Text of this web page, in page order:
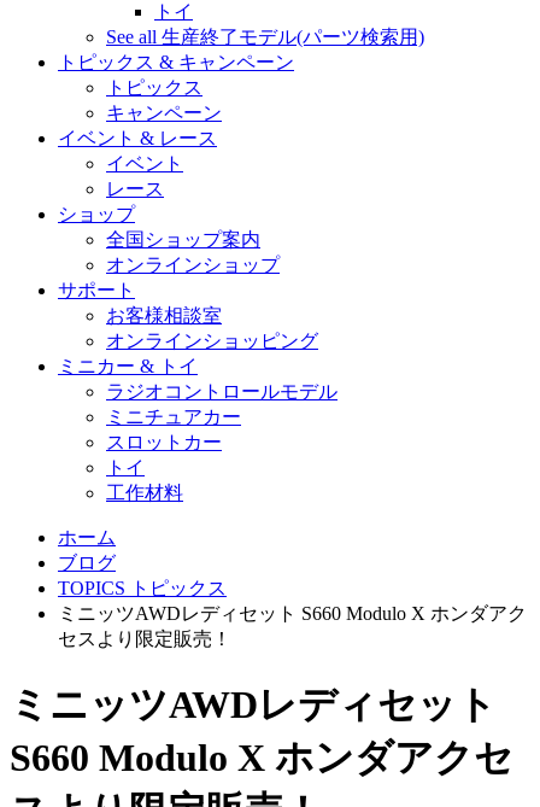
トイ
See all 生産終了モデル(パーツ検索用)
トピックス & キャンペーン
トピックス
キャンペーン
イベント & レース
イベント
レース
ショップ
全国ショップ案内
オンラインショップ
サポート
お客様相談室
オンラインショッピング
ミニカー & トイ
ラジオコントロールモデル
ミニチュアカー
スロットカー
トイ
工作材料
ホーム
ブログ
TOPICS トピックス
ミニッツAWDレディセット S660 Modulo X ホンダアク
セスより限定販売！
ミニッツAWDレディセット
S660 Modulo X ホンダアクセ